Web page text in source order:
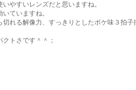
やすいレンズだと思いますね。
ていますね。
れる解像力、すっきりとしたボケ味３拍子
トさです＾＾；